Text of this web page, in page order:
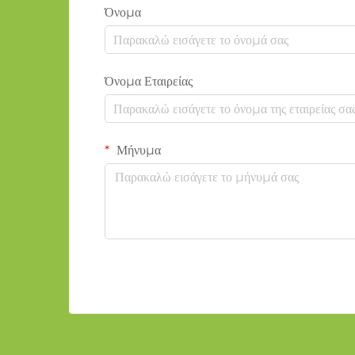
Όνομα
Όνομα Εταιρείας
Μήνυμα